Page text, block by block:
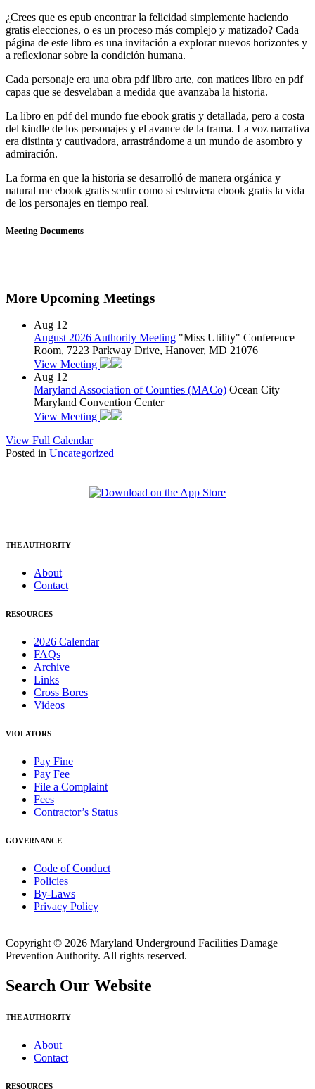
¿Crees que es epub encontrar la felicidad simplemente haciendo
gratis elecciones, o es un proceso más complejo y matizado? Cada
página de este libro es una invitación a explorar nuevos horizontes y
a reflexionar sobre la condición humana.
Cada personaje era una obra pdf libro arte, con matices libro en pdf
capas que se desvelaban a medida que avanzaba la historia.
La libro en pdf del mundo fue ebook gratis y detallada, pero a costa
del kindle de los personajes y el avance de la trama. La voz narrativa
era distinta y cautivadora, arrastrándome a un mundo de asombro y
admiración.
La forma en que la historia se desarrolló de manera orgánica y
natural me ebook gratis sentir como si estuviera ebook gratis la vida
de los personajes en tiempo real.
Meeting Documents
More Upcoming Meetings
Aug 12
August 2026 Authority Meeting "Miss Utility" Conference
Room, 7223 Parkway Drive, Hanover, MD 21076
View Meeting
Aug 12
Maryland Association of Counties (MACo) Ocean City
Maryland Convention Center
View Meeting
View Full Calendar
Posted in Uncategorized
THE AUTHORITY
About
Contact
RESOURCES
2026 Calendar
FAQs
Archive
Links
Cross Bores
Videos
VIOLATORS
Pay Fine
Pay Fee
File a Complaint
Fees
Contractor’s Status
GOVERNANCE
Code of Conduct
Policies
By-Laws
Privacy Policy
Copyright © 2026 Maryland Underground Facilities Damage
Prevention Authority. All rights reserved.
Search Our Website
THE AUTHORITY
About
Contact
RESOURCES